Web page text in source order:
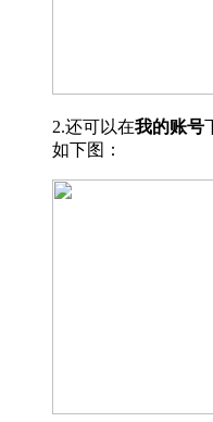
2.还可以在我的账号
如下图：